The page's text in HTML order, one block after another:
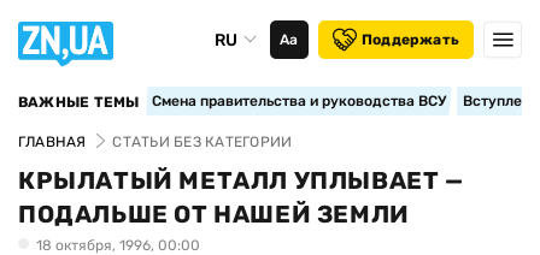
RU Аа Поддержать
ВАЖНЫЕ ТЕМЫ Смена правительства и руководства ВСУ
ГЛАВНАЯ СТАТЬИ БЕЗ КАТЕГОРИИ
КРЫЛАТЫЙ МЕТАЛЛ УПЛЫВАЕТ —
ПОДАЛЬШЕ ОТ НАШЕЙ ЗЕМЛИ
18 октября, 1996, 00:00